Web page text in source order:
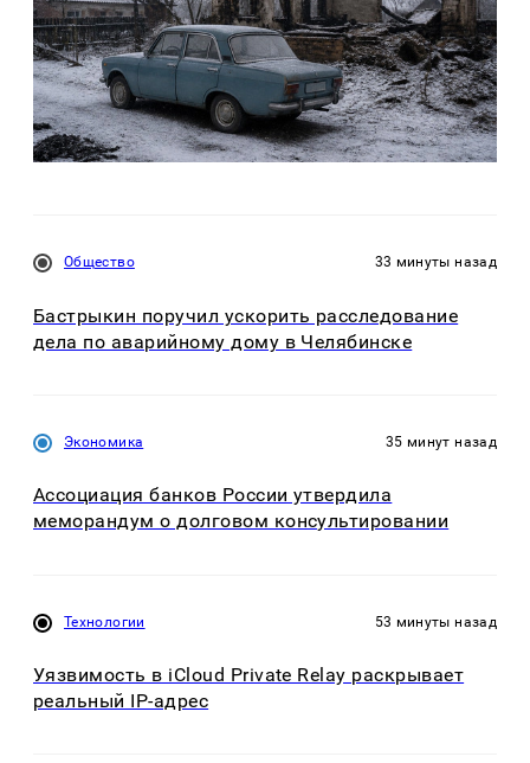
Общество 33 минуты назад
Бастрыкин поручил ускорить расследование
дела по аварийному дому в Челябинске
Экономика 35 минут назад
Ассоциация банков России утвердила
меморандум о долговом консультировании
Технологии 53 минуты назад
Уязвимость в iCloud Private Relay раскрывает
реальный IP-адрес